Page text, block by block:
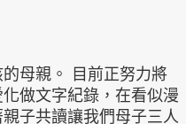
母親。 目前正努力將
做文字紀錄，在看似漫
子共讀讓我們母子三人